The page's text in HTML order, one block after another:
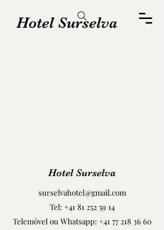
Hotel Surselva
Hotel Surselva
surselvahotel@gmail.com
Tel: +41 81 252 59 14
Telemóvel ou Whatsapp: +41 77 218 36 60